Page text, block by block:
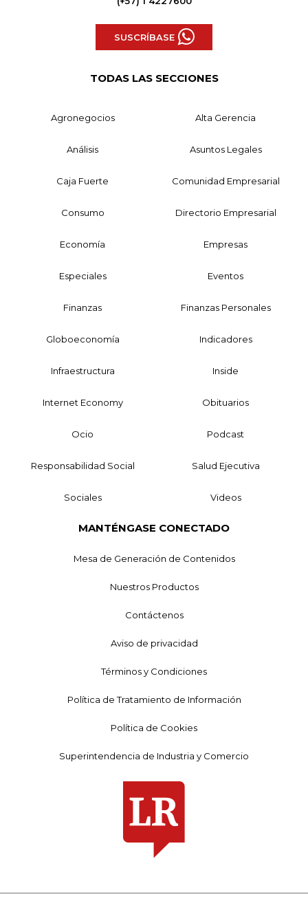
SUSCRÍBASE
TODAS LAS SECCIONES
Agronegocios Alta Gerencia
Análisis Asuntos Legales
Caja Fuerte Comunidad Empresarial
Consumo Directorio Empresarial
Economía Empresas
Especiales Eventos
Finanzas Finanzas Personales
Globoeconomía Indicadores
Infraestructura Inside
Internet Economy Obituarios
Ocio Podcast
Responsabilidad Social Salud Ejecutiva
Sociales Videos
MANTÉNGASE CONECTADO
Mesa de Generación de Contenidos
Nuestros Productos
Contáctenos
Aviso de privacidad
Términos y Condiciones
Política de Tratamiento de Información
Política de Cookies
Superintendencia de Industria y Comercio